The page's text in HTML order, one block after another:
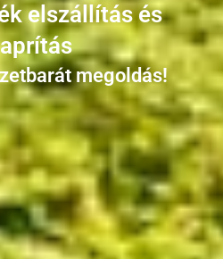
elszállítás és
megoldás!